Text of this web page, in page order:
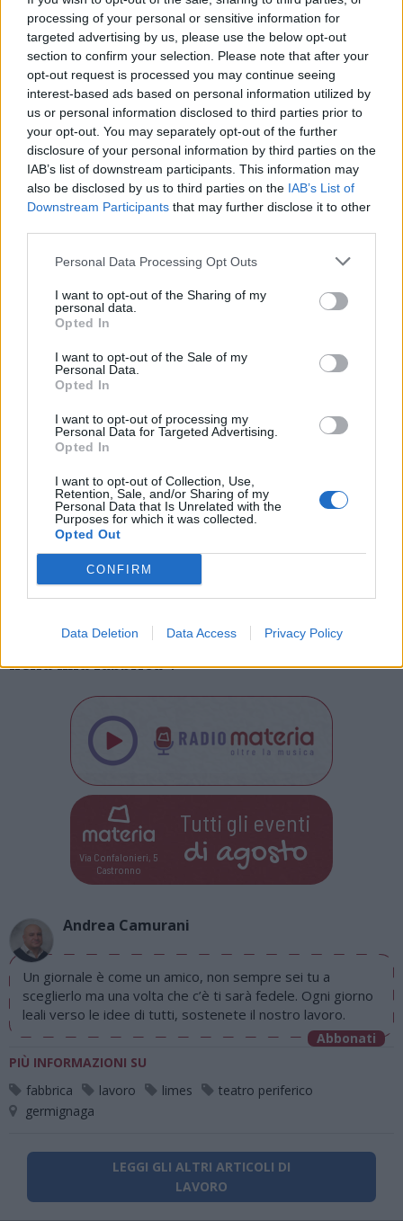
processing of your personal or sensitive information for
targeted advertising by us, please use the below opt-out
section to confirm your selection. Please note that after your
opt-out request is processed you may continue seeing
interest-based ads based on personal information utilized by
us or personal information disclosed to third parties prior to
your opt-out. You may separately opt-out of the further
disclosure of your personal information by third parties on the
IAB’s list of downstream participants. This information may
also be disclosed by us to third parties on the IAB’s List of
Downstream Participants that may further disclose it to other
Personal Data Processing Opt Outs
I want to opt-out of the Sharing of my
personal data.
Opted In
I want to opt-out of the Sale of my
Personal Data.
Opted In
I want to opt-out of processing my
Personal Data for Targeted Advertising.
Opted In
I want to opt-out of Collection, Use,
Retention, Sale, and/or Sharing of my
Personal Data that Is Unrelated with the
Purposes for which it was collected.
Opted Out
CONFIRM
Data Deletion Data Access Privacy Policy
che consentivano di produrre di più e con
meno operai. Partirono le primecasse
integrazioni e i licenziamenti. Io ero un
sindacalista. Ricordo una volta,bloccammo
la strada perché l’azienda aveva annunciato
il licenziamento di 35 persone . Ci furono
delle denunce, poi ritirate. Brutti momenti».
quel fabbricone color magenta si chiusero,
facendo depositare la
schedari con chiusi dentro i destini di
migliaia di uomini e donne.
«Sui cartellini c’era scritto di tutto, vita,
morte e miracoli dei dipendenti. Ne possiedo
uno appartenuto ad una lavoratrice del 1882
che contiene, oltre ai dati anagrafici, anche il
numero dei figli e i debiti contratti. Magari
porterò qualcuno di quei cartellini
all’appuntamento di venerdì, così, solo per
far vedere cos’era lavorare lì un tempo.Lì
nella mia fabbrica».
Via Confalonieri, 5
Castronno
Tutti gli eventi
di agosto
Andrea Camurani
Un giornale è come un amico, non sempre sei tu a
sceglierlo ma una volta che c’è ti sarà fedele. Ogni giorno
leali verso le idee di tutti, sostenete il nostro lavoro.
Abbonati
PIÙ INFORMAZIONI SU
fabbrica
lavoro limes
teatro periferico
germignaga
LEGGI GLI ALTRI ARTICOLI DI
LAVORO